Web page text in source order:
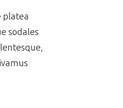
platea
sodales